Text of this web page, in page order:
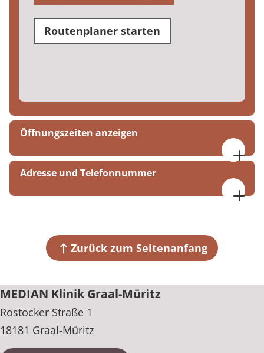
Routenplaner starten
Öffnungszeiten anzeigen
Mo. bis Do. 07:30 bis 17:00 Uhr
Fr. 07:30 bis 15:00 Uhr
Adresse und Telefonnummer
+49 38206 83010
Zurück zum Seitenanfang
MEDIAN Klinik Graal-Müritz
Rostocker Straße 1
18181 Graal-Müritz